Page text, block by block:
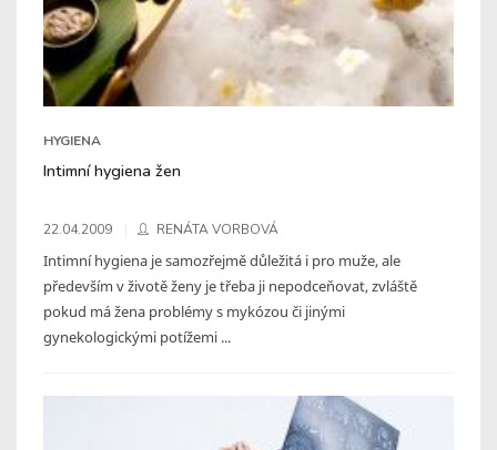
HYGIENA
Intimní hygiena žen
22.04.2009 RENÁTA VORBOVÁ
Intimní hygiena je samozřejmě důležitá i pro muže, ale
především v životě ženy je třeba ji nepodceňovat, zvláště
pokud má žena problémy s mykózou či jinými
gynekologickými potížemi ...